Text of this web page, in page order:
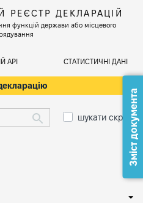
ДЕКЛАРАЦІЙ
функцій держави або місцевого
АРІ СТАТИСТИЧНІ ДАНІ
шукати скрізьЗміст документа